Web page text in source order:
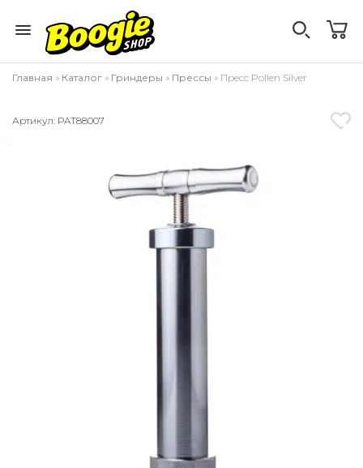
Главная » Каталог » Гриндеры » Прессы » Пресс Pollen Silver
Артикул: PAT88007